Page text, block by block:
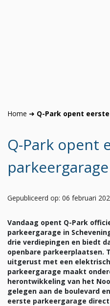
Home ➜ Q-Park opent
Q-Park opent
parkeergarage
Gepubliceerd op: 06 februari
Vandaag opent Q-Park
parkeergarage in
drie verdiepingen en biedt
openbare parkeerplaatsen.
uitgerust met een
parkeergarage maakt
herontwikkeling van het
gelegen aan de boulevard
eerste parkeergarage